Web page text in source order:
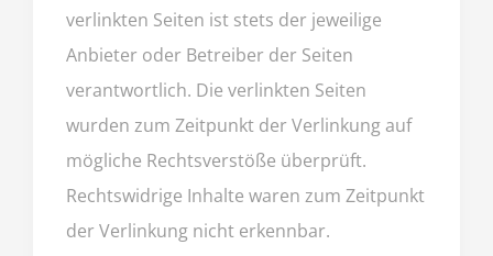
verlinkten Seiten ist stets der jeweilige
Anbieter oder Betreiber der Seiten
verantwortlich. Die verlinkten Seiten
wurden zum Zeitpunkt der Verlinkung auf
mögliche Rechtsverstöße überprüft.
Rechtswidrige Inhalte waren zum Zeitpunkt
der Verlinkung nicht erkennbar.